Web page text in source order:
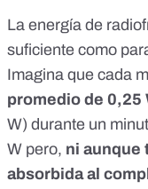
La energía de
suficiente como
Imagina que cada
promedio de 0,25
W) durante un
W pero, ni aunque
absorbida al